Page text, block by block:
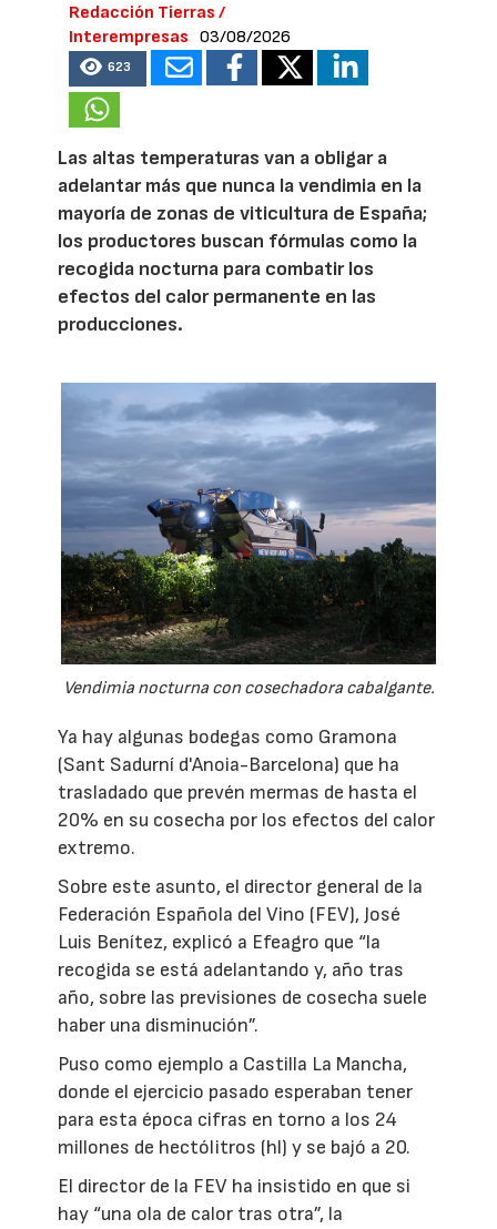
Redacción Tierras /
Interempresas
03/08/2026
623
Las altas temperaturas van a obligar a
adelantar más que nunca la vendimia en la
mayoría de zonas de viticultura de España;
los productores buscan fórmulas como la
recogida nocturna para combatir los
efectos del calor permanente en las
producciones.
Vendimia nocturna con cosechadora cabalgante.
Ya hay algunas bodegas como Gramona
(Sant Sadurní d'Anoia-Barcelona) que ha
trasladado que prevén mermas de hasta el
20% en su cosecha por los efectos del calor
extremo.
Sobre este asunto, el director general de la
Federación Española del Vino (FEV), José
Luis Benítez, explicó a Efeagro que “la
recogida se está adelantando y, año tras
año, sobre las previsiones de cosecha suele
haber una disminución”.
Puso como ejemplo a Castilla La Mancha,
donde el ejercicio pasado esperaban tener
para esta época cifras en torno a los 24
millones de hectólitros (hl) y se bajó a 20.
El director de la FEV ha insistido en que si
hay “una ola de calor tras otra”, la